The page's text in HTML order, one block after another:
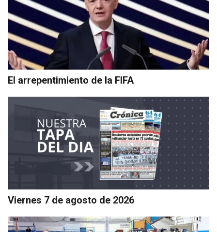
El arrepentimiento de la FIFA
Viernes 7 de agosto de 2026